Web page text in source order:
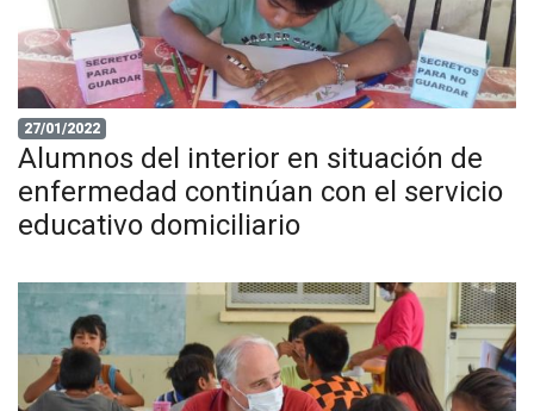
27/01/2022
Alumnos del interior en situación de
enfermedad continúan con el servicio
educativo domiciliario